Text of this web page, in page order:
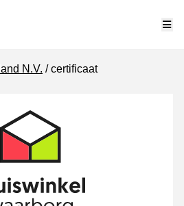
N.V. certificaat